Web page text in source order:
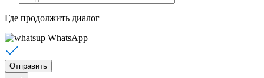
Где продолжить диалог
WhatsApp